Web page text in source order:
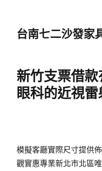
台南七二沙發家
新竹支票借
眼科的近視
模擬客廳實際尺寸提供
觀實惠專業新北市北區